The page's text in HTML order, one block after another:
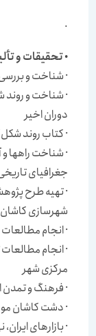
تحقیقات و
· شناخت و بررسی
· شناخت و روند
دوران اخیر
· كتاب روند
· شناخت راهها و
جغرافیای تاریخی
· تهیه طرح
شهرسازی كاشان”
· انجام
· انجام مطالعات
مركزی شهر
· فرهنگ و تمدن
· دشت كاشان
· بازارهای